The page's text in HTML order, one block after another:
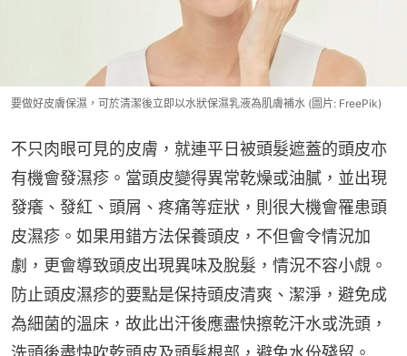
要做好皮膚保濕，可於清潔後立即以水狀保濕乳液為肌膚補水 (圖片: FreePik)
不只肉眼可見的皮膚，就連平日被頭髮遮蓋的頭皮亦
有機會發濕疹。當頭皮變得異常乾燥或油膩，並出現
發癢、發紅、頭屑、疼痛等症狀，則很大機會罹患頭
皮濕疹。如果用錯方法保養頭皮，不但會令情況加
劇，更會導致頭皮出現異味及脫髮，情況不容小覤。
防止頭皮濕疹的要點是保持頭皮清爽、潔淨，避免成
為細菌的溫床，故此出汗後應盡快擦乾汗水或洗頭，